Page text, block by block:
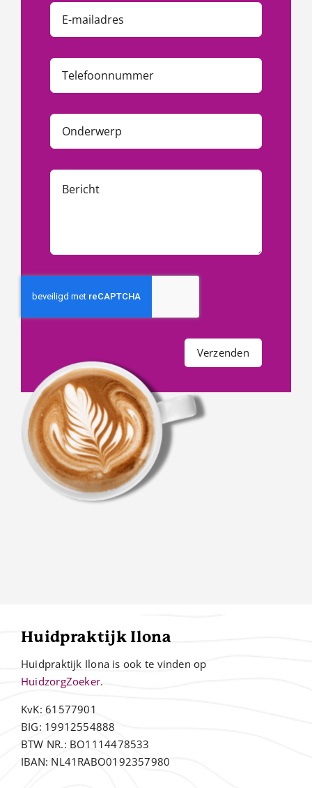
Verzenden
Huidpraktijk Ilona
Huidpraktijk Ilona is ook te vinden op
HuidzorgZoeker.
KvK: 61577901
BIG: 19912554888
BTW NR.: BO1114478533
IBAN: NL41RABO0192357980